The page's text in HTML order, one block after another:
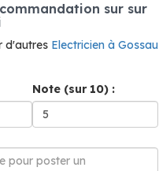
sur sur
d'autres Electricien à Gossau
Note (sur 10) :